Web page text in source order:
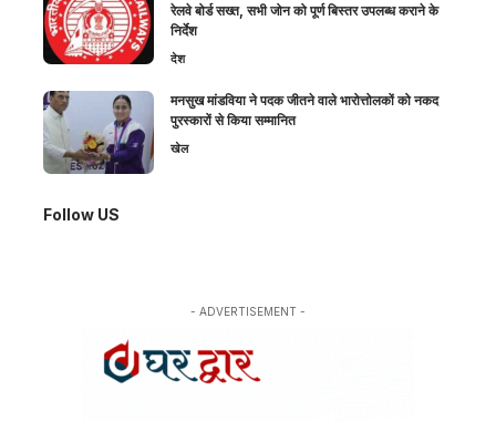
रेलवे बोर्ड सख्त, सभी जोन को पूर्ण बिस्तर उपलब्ध कराने के
निर्देश
देश
मनसुख मांडविया ने पदक जीतने वाले भारोत्तोलकों को नकद
पुरस्कारों से किया सम्मानित
खेल
Follow US
- ADVERTISEMENT -